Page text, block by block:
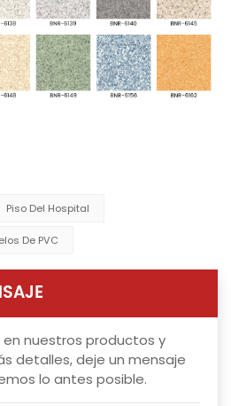
Piso Del Hospital
De PVC
nuestros productos y
detalles, deje un mensaje
lo antes posible.